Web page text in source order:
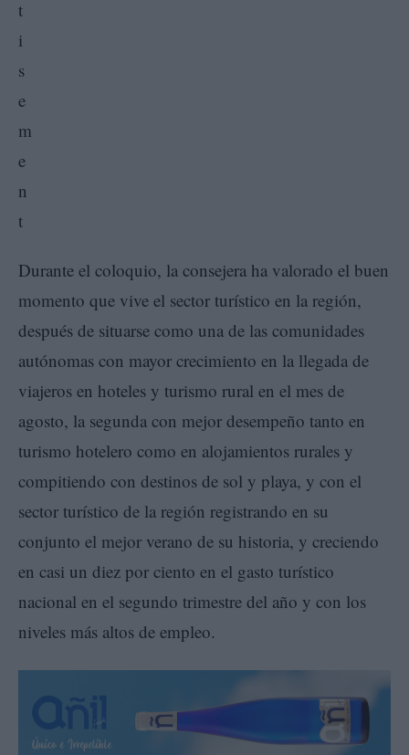
Durante el coloquio, la consejera ha valorado el buen
momento que vive el sector turístico en la región,
después de situarse como una de las comunidades
autónomas con mayor crecimiento en la llegada de
viajeros en hoteles y turismo rural en el mes de
agosto, la segunda con mejor desempeño tanto en
turismo hotelero como en alojamientos rurales y
compitiendo con destinos de sol y playa, y con el
sector turístico de la región registrando en su
conjunto el mejor verano de su historia, y creciendo
en casi un diez por ciento en el gasto turístico
nacional en el segundo trimestre del año y con los
niveles más altos de empleo.